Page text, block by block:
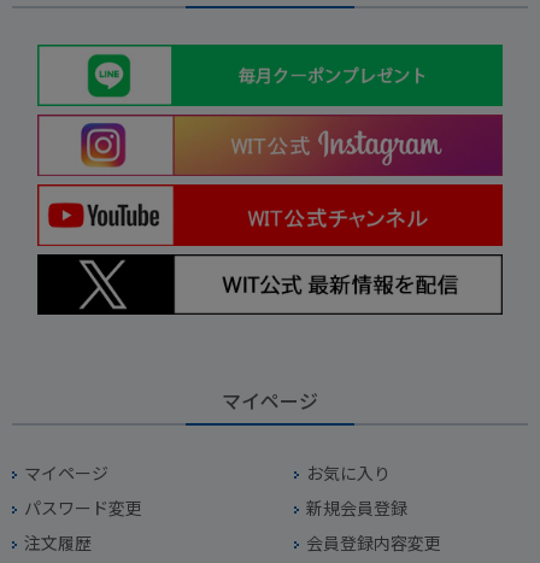
マイページ
マイページ
お気に入り
パスワード変更
新規会員登録
注文履歴
会員登録内容変更